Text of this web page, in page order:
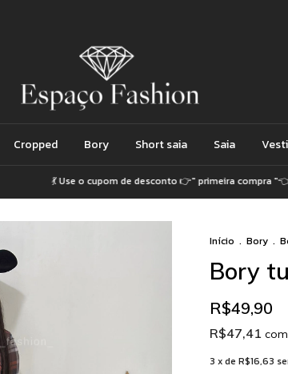
Cropped Bory Short saia Saia
💃 Use o cupom de desconto 👉" primeira compra "👈
Início . Bory .
Bory
R$49,90
R$47,41 com
3 x de R$16,63